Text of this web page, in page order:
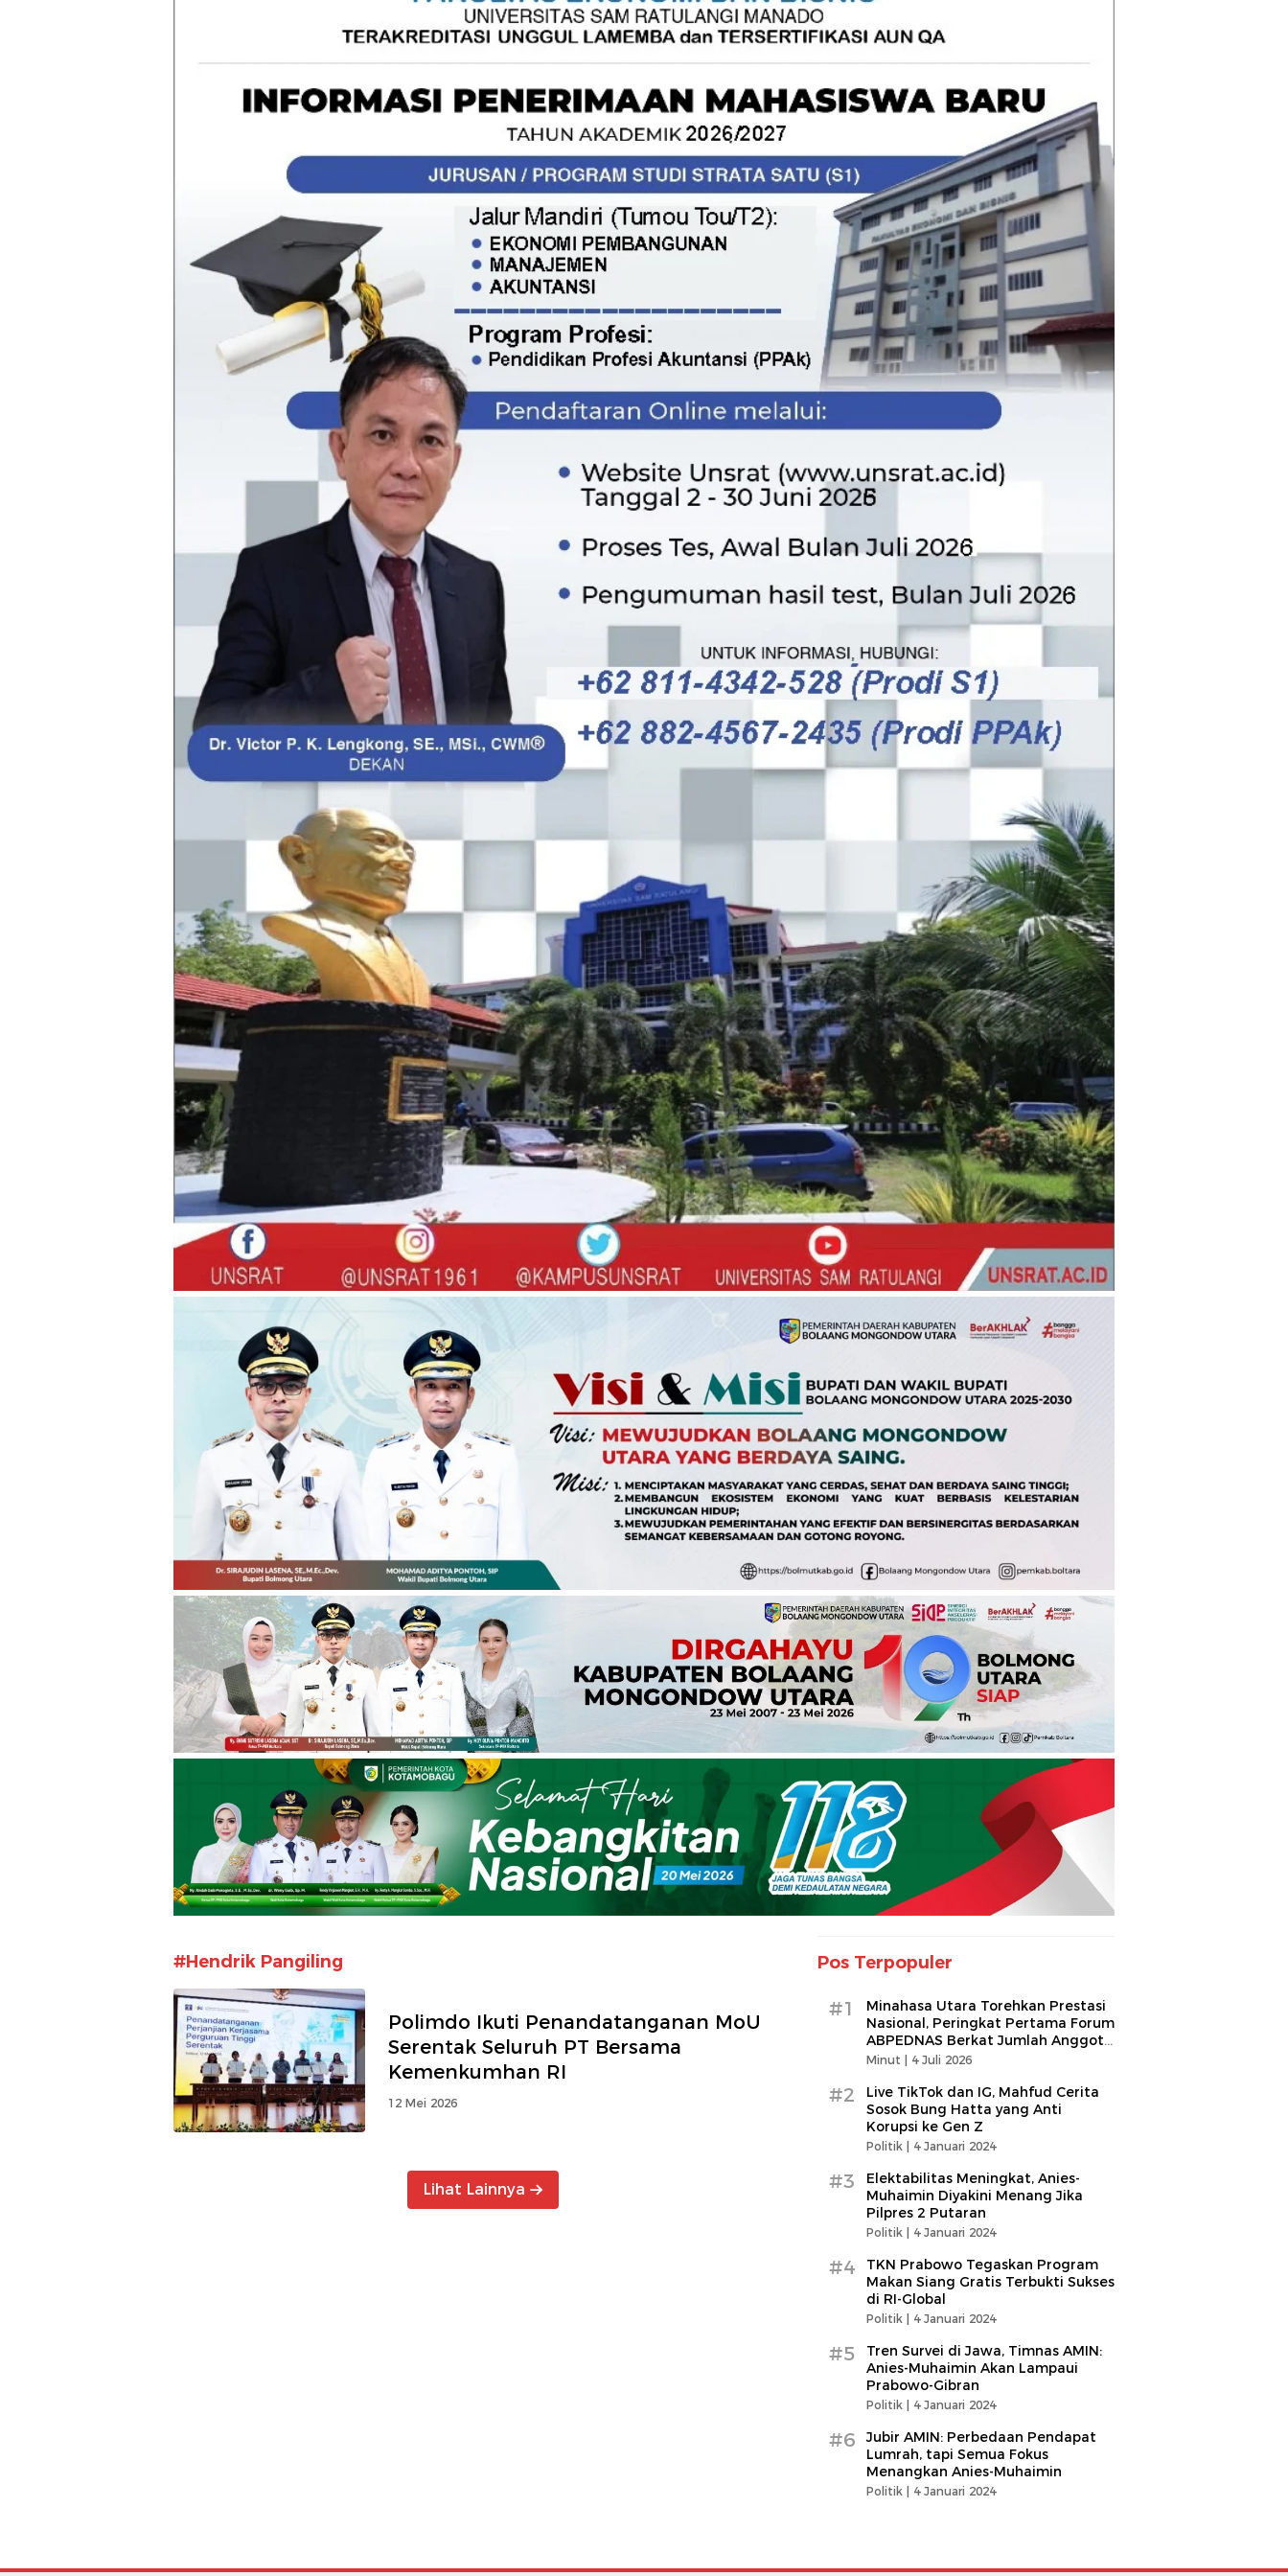
#Hendrik Pangiling
Polimdo Ikuti Penandatanganan MoU
Serentak Seluruh PT Bersama
Kemenkumhan RI
12 Mei 2026
Lihat Lainnya
Pos Terpopuler
#1
Minahasa Utara Torehkan Prestasi
Nasional, Peringkat Pertama Forum
ABPEDNAS Berkat Jumlah Anggota
Terbanyak
Minut | 4 Juli 2026
#2
Live TikTok dan IG, Mahfud Cerita
Sosok Bung Hatta yang Anti
Korupsi ke Gen Z
Politik | 4 Januari 2024
#3
Elektabilitas Meningkat, Anies-
Muhaimin Diyakini Menang Jika
Pilpres 2 Putaran
Politik | 4 Januari 2024
#4
TKN Prabowo Tegaskan Program
Makan Siang Gratis Terbukti Sukses
di RI-Global
Politik | 4 Januari 2024
#5
Tren Survei di Jawa, Timnas AMIN:
Anies-Muhaimin Akan Lampaui
Prabowo-Gibran
Politik | 4 Januari 2024
#6
Jubir AMIN: Perbedaan Pendapat
Lumrah, tapi Semua Fokus
Menangkan Anies-Muhaimin
Politik | 4 Januari 2024